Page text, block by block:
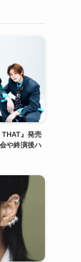
』発売
や終演後ハ